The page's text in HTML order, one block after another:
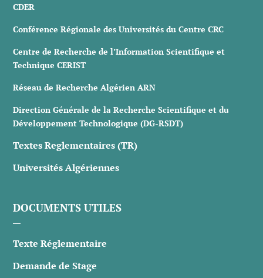
CDER
Conférence Régionale des Universités du Centre CRC
Centre de Recherche de l’Information Scientifique et
Technique CERIST
Réseau de Recherche Algérien ARN
Direction Générale de la Recherche Scientifique et du
Développement Technologique (DG-RSDT)
Textes Reglementaires (TR)
Universités Algériennes
DOCUMENTS UTILES
Texte Réglementaire
Demande de Stage